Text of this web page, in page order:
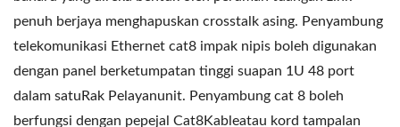
penuh berjaya menghapuskan crosstalk asing. Penyambung
telekomunikasi Ethernet cat8 impak nipis boleh digunakan
dengan panel berketumpatan tinggi suapan 1U 48 port
dalam satuRak Pelayanunit. Penyambung cat 8 boleh
berfungsi dengan pepejal Cat8Kableatau kord tampalan